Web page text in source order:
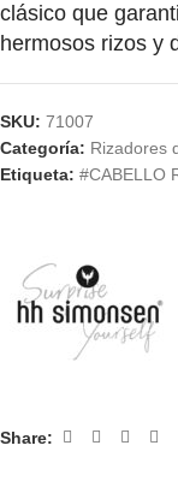
clásico que
hermosos rizos y
SKU: 71007
Categoría: Rizadores
Etiqueta: #CABELLO
Share: